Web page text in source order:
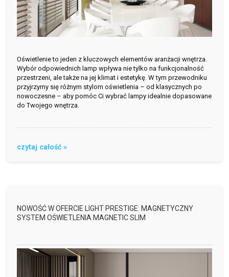
Oświetlenie to jeden z kluczowych elementów aranżacji wnętrza.
Wybór odpowiednich lamp wpływa nie tylko na funkcjonalność
przestrzeni, ale także na jej klimat i estetykę. W tym przewodniku
przyjrzymy się różnym stylom oświetlenia – od klasycznych po
nowoczesne – aby pomóc Ci wybrać lampy idealnie dopasowane
do Twojego wnętrza.
czytaj całość »
NOWOŚĆ W OFERCIE LIGHT PRESTIGE: MAGNETYCZNY
SYSTEM OŚWIETLENIA MAGNETIC SLIM